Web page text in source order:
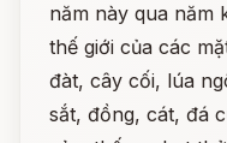
năm này qua năm
thế giới của các
đàt, cây cối, lúa
sắt, đồng, cát, đá